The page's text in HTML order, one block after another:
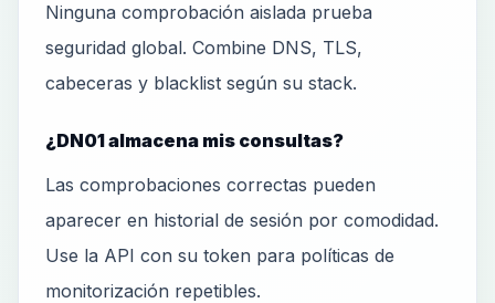
Ninguna comprobación aislada prueba
seguridad global. Combine DNS, TLS,
cabeceras y blacklist según su stack.
¿DN01 almacena mis consultas?
Las comprobaciones correctas pueden
aparecer en historial de sesión por comodidad.
Use la API con su token para políticas de
monitorización repetibles.